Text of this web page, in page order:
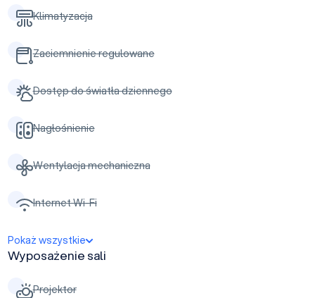
Klimatyzacja
Zaciemnienie regulowane
Dostęp do światła dziennego
Nagłośnienie
Wentylacja mechaniczna
Internet Wi-Fi
Pokaż wszystkie
Wyposażenie sali
Projektor